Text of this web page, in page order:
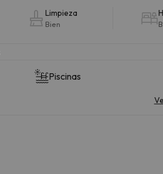
Limpieza
Bien
Piscinas